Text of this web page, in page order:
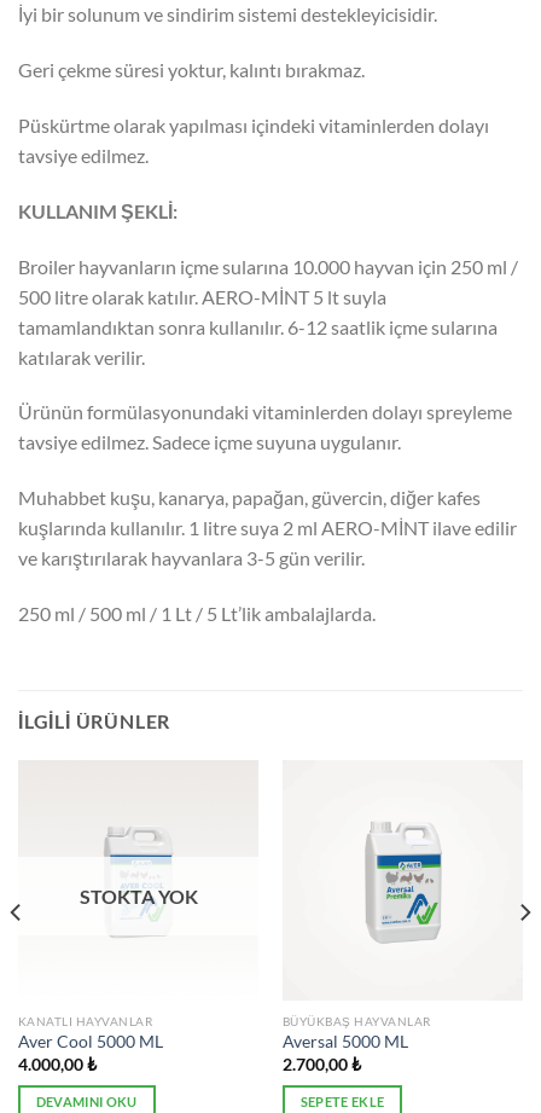
İyi bir solunum ve sindirim sistemi destekleyicisidir.
Geri çekme süresi yoktur, kalıntı bırakmaz.
Püskürtme olarak yapılması içindeki vitaminlerden dolayı
tavsiye edilmez.
KULLANIM ŞEKLİ:
Broiler hayvanların içme sularına 10.000 hayvan için 250 ml /
500 litre olarak katılır. AERO-MİNT 5 lt suyla
tamamlandıktan sonra kullanılır. 6-12 saatlik içme sularına
katılarak verilir.
Ürünün formülasyonundaki vitaminlerden dolayı spreyleme
tavsiye edilmez. Sadece içme suyuna uygulanır.
Muhabbet kuşu, kanarya, papağan, güvercin, diğer kafes
kuşlarında kullanılır. 1 litre suya 2 ml AERO-MİNT ilave edilir
ve karıştırılarak hayvanlara 3-5 gün verilir.
250 ml / 500 ml / 1 Lt / 5 Lt’lik ambalajlarda.
İLGILI ÜRÜNLER
STOKTA YOK
KANATLI HAYVANLAR
Aver Cool 5000 ML
4.000,00₺
DEVAMINI OKU
BÜYÜKBAŞ HAYVANLAR
Aversal 5000 ML
2.700,00₺
SEPETE EKLE